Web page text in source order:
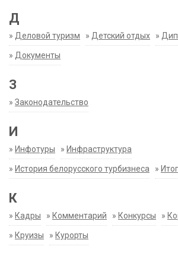
Д
» Деловой туризм » Детский отдых »
» Документы
З
» Законодательство
И
» Инфотуры » Инфраструктура
» История белорусского турбизнеса »
К
» Кадры » Комментарий » Конкурсы »
» Круизы » Курорты